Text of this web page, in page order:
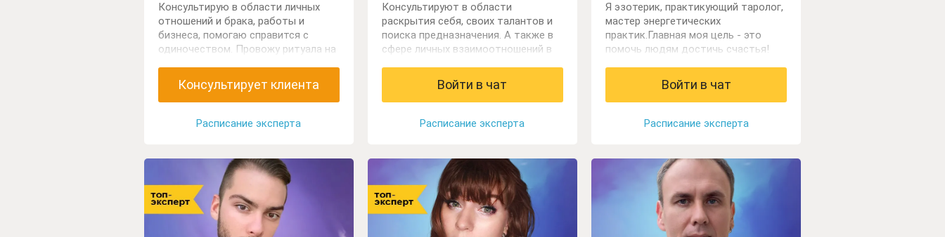
Консультирую в области личных
отношений и брака, работы и
бизнеса, помогаю справится с
одиночеством. Провожу ритуала на
проблем, коррекция по дереву
Сефорит. Работаю с колодами Таро
и Оракулами.
Консультирует клиента
Расписание эксперта
Консультируют в области
раскрытия себя, своих талантов и
поиска предназначения. А также в
сфере личных взаимоотношений в
ясновидение, карты Таро и
психологию личности.
Войти в чат
Расписание эксперта
Я эзотерик, практикующий таролог,
мастер энергетических
практик.Главная моя цель - это
помочь людям достичь счастья!
Войти в чат
Расписание эксперта